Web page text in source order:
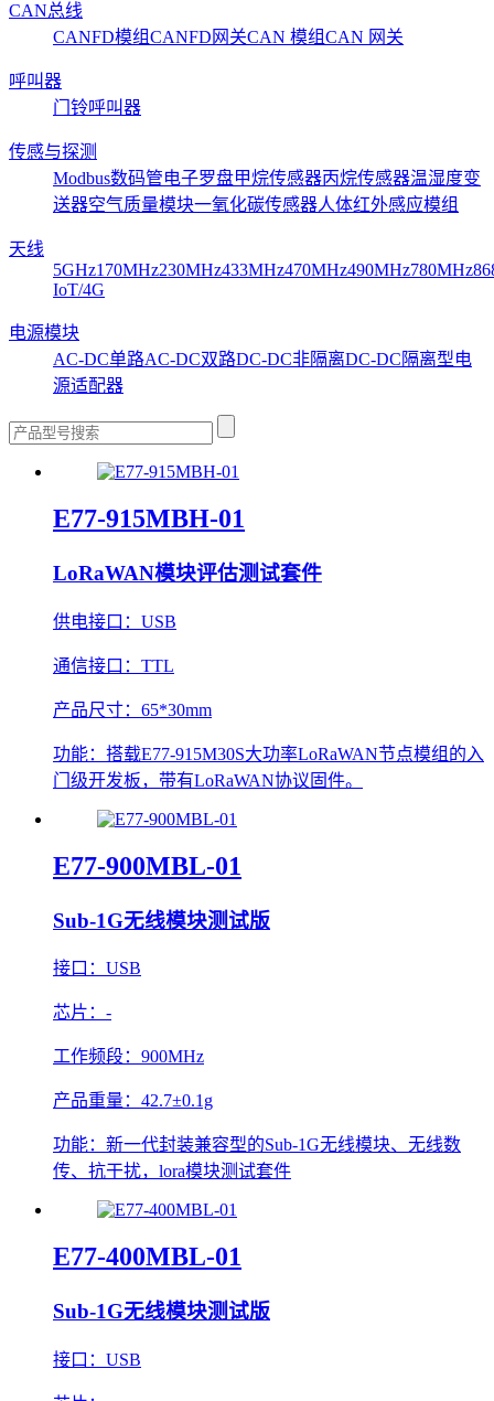
CAN总线
CANFD模组CANFD网关CAN 模组CAN 网关
呼叫器
门铃呼叫器
传感与探测
Modbus数码管电子罗盘甲烷传感器丙烷传感器温湿度变
送器空气质量模块一氧化碳传感器人体红外感应模组
天线
5GHz170MHz230MHz433MHz470MHz490MHz780MHz
IoT/4G
电源模块
AC-DC单路AC-DC双路DC-DC非隔离DC-DC隔离型电
源适配器
E77-915MBH-01
LoRaWAN模块评估测试套件
供电接口： USB
通信接口： TTL
产品尺寸： 65*30mm
功能： 搭载E77-915M30S大功率LoRaWAN节点模组的入
门级开发板，带有LoRaWAN协议固件。
E77-900MBL-01
Sub-1G无线模块测试版
接口： USB
芯片： -
工作频段： 900MHz
产品重量： 42.7±0.1g
功能： 新一代封装兼容型的Sub-1G无线模块、无线数
传、抗干扰，lora模块测试套件
E77-400MBL-01
Sub-1G无线模块测试版
接口： USB